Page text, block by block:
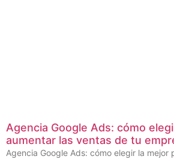
Agencia Google Ads: cómo
aumentar las ventas de tu
Agencia Google Ads: cómo elegir la mejor